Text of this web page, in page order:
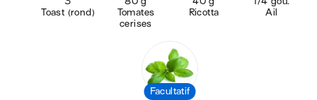
Toast (rond)
Tomates
cerises
Ricotta
Ail
Facultatif